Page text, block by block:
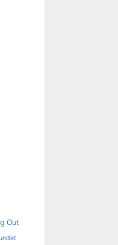
Out